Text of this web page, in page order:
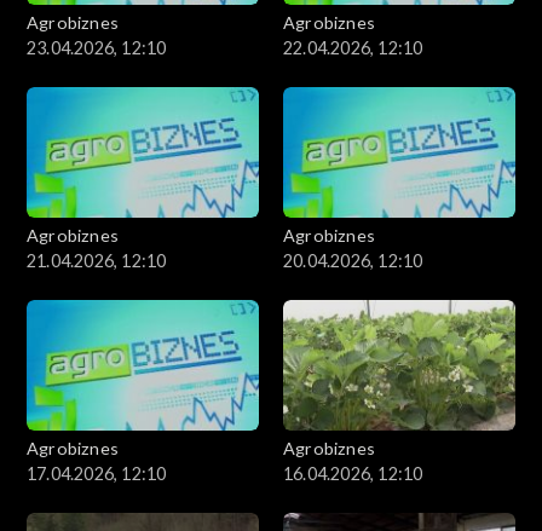
Agrobiznes
23.04.2026, 12:10
Agrobiznes
22.04.2026, 12:10
Agrobiznes
21.04.2026, 12:10
Agrobiznes
20.04.2026, 12:10
Agrobiznes
17.04.2026, 12:10
Agrobiznes
16.04.2026, 12:10